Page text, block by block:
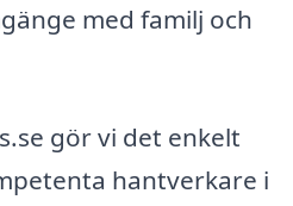
med familj och
gör vi det enkelt
hantverkare i